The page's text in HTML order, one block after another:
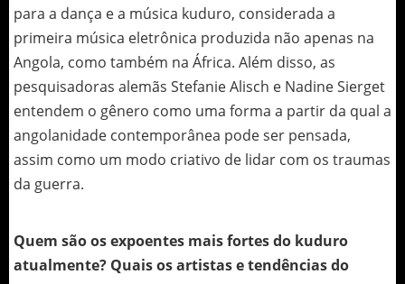
para a dança e a música kuduro, considerada a
primeira música eletrônica produzida não apenas na
Angola, como também na África. Além disso, as
pesquisadoras alemãs Stefanie Alisch e Nadine Sierget
entendem o gênero como uma forma a partir da qual a
angolanidade contemporânea pode ser pensada,
assim como um modo criativo de lidar com os traumas
da guerra.
Quem são os expoentes mais fortes do kuduro
atualmente? Quais os artistas e tendências do